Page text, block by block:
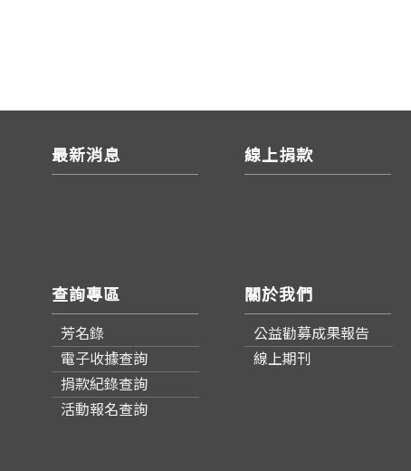
最新消息 線上捐款
查詢專區
芳名錄
電子收據查詢
捐款紀錄查詢
活動報名查詢
關於我們
公益勸募成果報告
線上期刊